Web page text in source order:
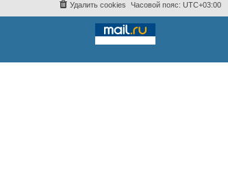
Часовой пояс: UTC+03:00
Удалить cookies